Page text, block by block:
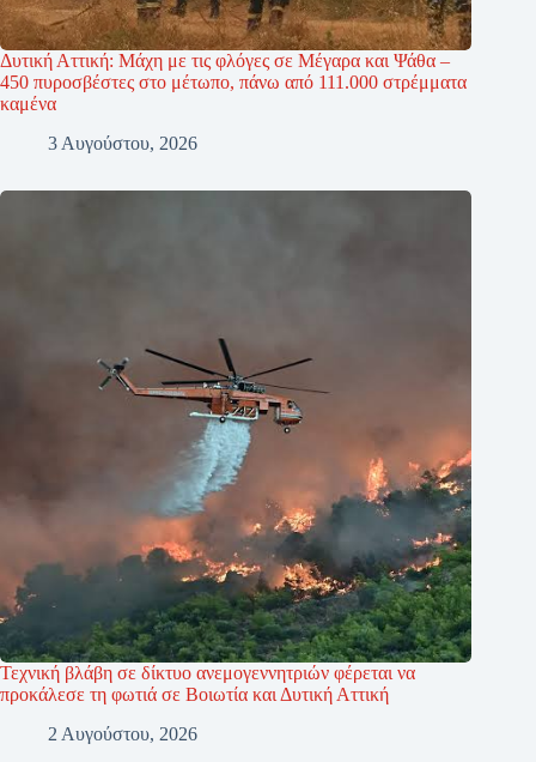
Δυτική Αττική: Μάχη με τις φλόγες σε Μέγαρα και Ψάθα –
450 πυροσβέστες στο μέτωπο, πάνω από 111.000 στρέμματα
καμένα
3 Αυγούστου, 2026
Τεχνική βλάβη σε δίκτυο ανεμογεννητριών φέρεται να
προκάλεσε τη φωτιά σε Βοιωτία και Δυτική Αττική
2 Αυγούστου, 2026